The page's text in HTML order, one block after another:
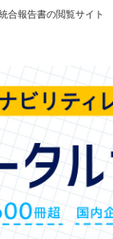
合報告書の閲覧サイト